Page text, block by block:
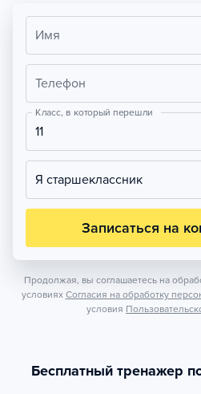
Имя
Телефон
Класс, в который перешли
11
Я старшеклассник
Записаться на
Продолжая, вы соглашаетесь на
условиях Согласия на обработку
условия
Бесплатный тренажер